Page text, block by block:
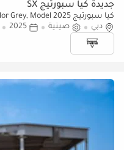
جديدة كيا سبورتيج SX
كيا سبورتيج SX Kia Sportage 2.0L Hybrid, Color Grey, Model 2025
دبي
صينية 2025